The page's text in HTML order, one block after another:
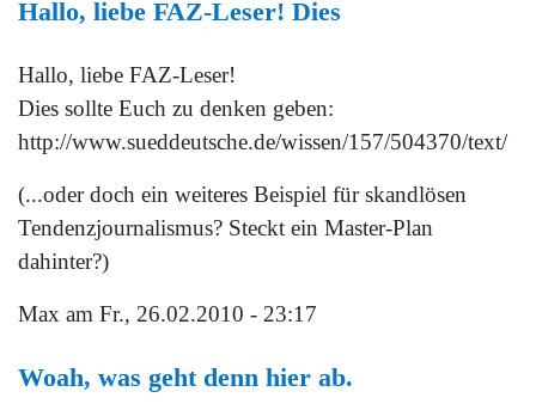
Hallo, liebe FAZ-Leser! Dies
Hallo, liebe FAZ-Leser!
Dies sollte Euch zu denken geben:
http://www.sueddeutsche.de/wissen/157/504370/text/
(...oder doch ein weiteres Beispiel für skandlösen
Tendenzjournalismus? Steckt ein Master-Plan
dahinter?)
Max am Fr., 26.02.2010 - 23:17
Woah, was geht denn hier ab.